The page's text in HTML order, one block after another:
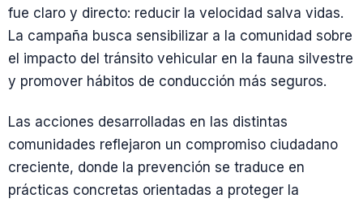
fue claro y directo: reducir la velocidad salva vidas.
La campaña busca sensibilizar a la comunidad sobre
el impacto del tránsito vehicular en la fauna silvestre
y promover hábitos de conducción más seguros.
Las acciones desarrolladas en las distintas
comunidades reflejaron un compromiso ciudadano
creciente, donde la prevención se traduce en
prácticas concretas orientadas a proteger la